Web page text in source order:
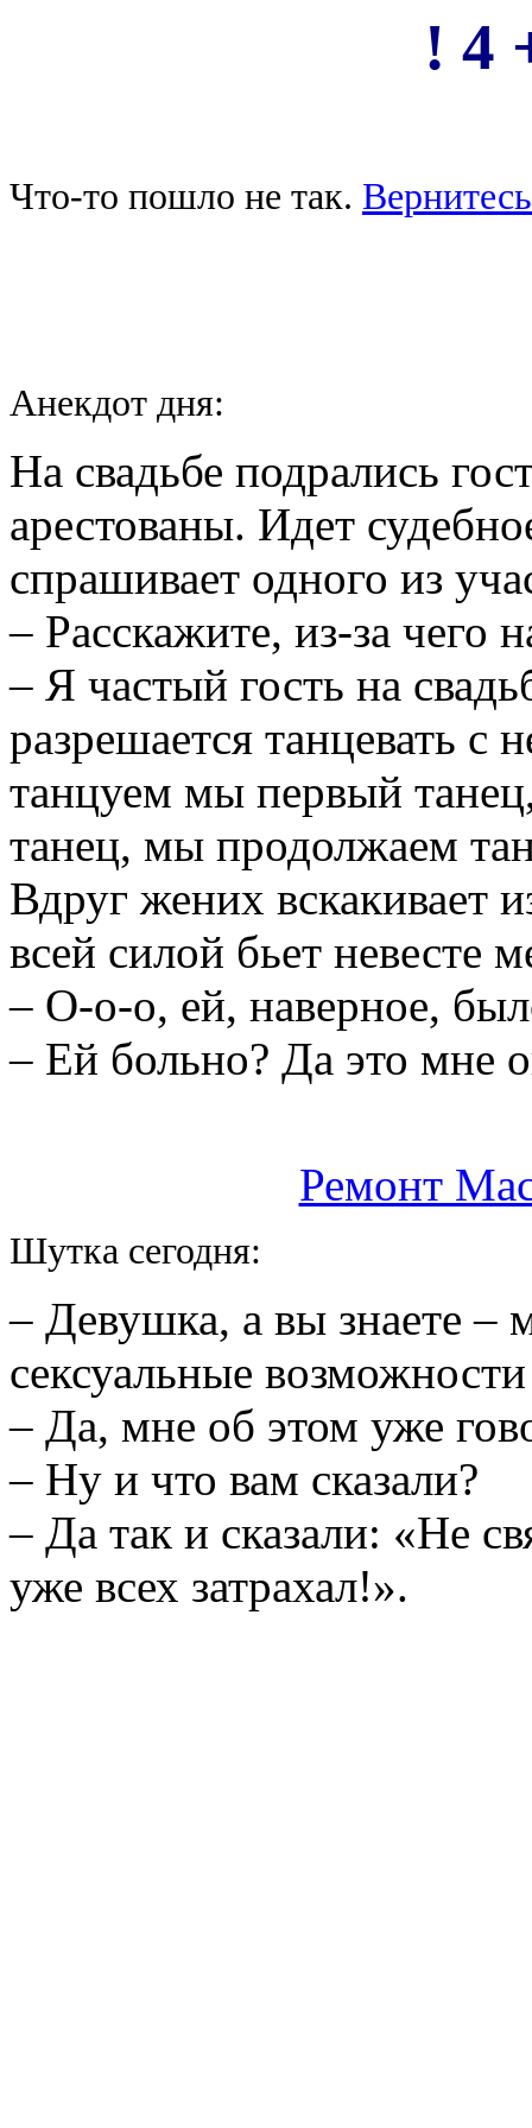
! 4
Что-то пошло не так.
Анекдот дня:
На свадьбе подрались
арестованы. Идет
спрашивает одного из
– Расскажите, из-за чего
– Я частый гость на
разрешается танцевать с
танцуем мы первый
танец, мы продолжаем
Вдруг жених вскакивает
всей силой бьет невесте
– О-о-о, ей, наверное,
– Ей больно? Да это мне
Ремонт
Шутка сегодня:
– Девушка, а вы знаете –
сексуальные
– Да, мне об этом уже
– Ну и что вам сказали?
– Да так и сказали: «Не
уже всех затрахал!».